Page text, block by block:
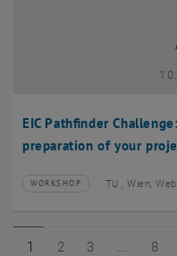
EIC Pathfinder
preparation of your
Veranstaltungstyp:
WORKSHOP
Veranstaltungsort:TU , Wien,
Seite 1 von 8
1 Seite 2 von 8
2 Seite 3 von 8
3 8